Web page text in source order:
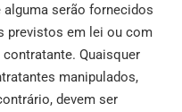
serão fornecidos
previstos em lei ou com
Quaisquer
manipulados,
devem ser